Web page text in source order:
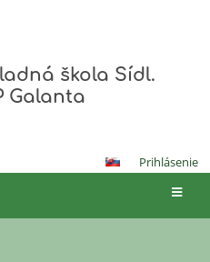
škola Sídl.
Galanta
Prihlásenie